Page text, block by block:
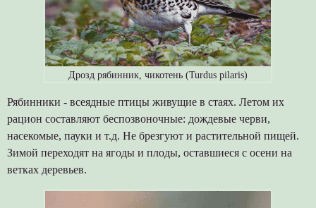
Дрозд рябинник, чикотень (Turdus pilaris)
Рябинники - всеядные птицы живущие в стаях. Летом их
рацион составляют беспозвоночные: дождевые черви,
насекомые, пауки и т.д. Не брезгуют и растительной пищей.
Зимой переходят на ягоды и плоды, оставшиеся с осени на
ветках деревьев.